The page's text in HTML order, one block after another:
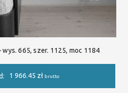
wys. 665, szer. 1125, moc 1184
1 966.45 zł brutto